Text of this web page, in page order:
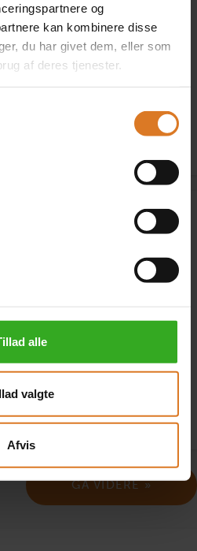
og
kan kombinere disse
du har givet dem, eller som
af deres tjenester.
alle
valgte
Afvis
som passer til det valgte
til at ringe til os på tlf.
feltet ovenfor kan du angive